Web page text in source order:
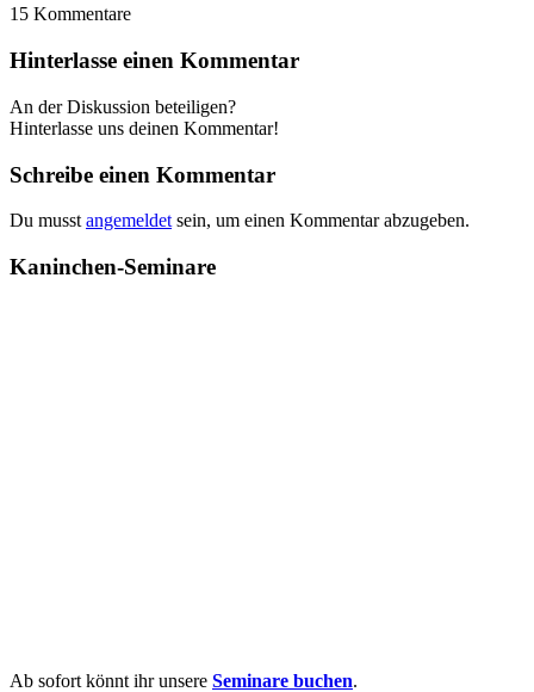
15 Kommentare
Hinterlasse einen Kommentar
An der Diskussion beteiligen?
Hinterlasse uns deinen Kommentar!
Schreibe einen Kommentar
Du musst angemeldet sein, um einen Kommentar abzugeben.
Kaninchen-Seminare
Ab sofort könnt ihr unsere Seminare buchen.